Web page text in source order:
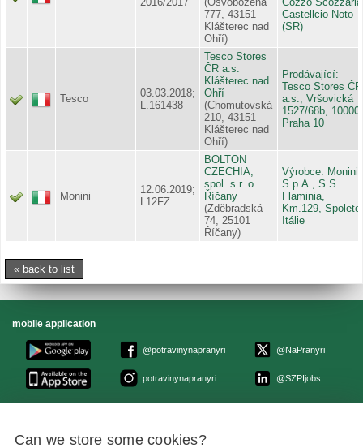
777, 43151
Klášterec nad
Ohří)
Castellcio Noto
(SR)
Tesco
03.03.2018;
L.161438
Tesco Stores
ČR a.s.
Klášterec nad
Ohří
(Chomutovská
210, 43151
Klášterec nad
Ohří)
Prodávající:
Tesco Stores ČR
a.s., Vršovická
1527/68b, 10000
Praha 10
Monini
12.06.2019;
L12FZ
BOLTON
CZECHIA,
spol. s r. o.
Říčany
(Zděbradská
74, 25101
Říčany)
Výrobce: Monini
S.p.A., S.S.
Flaminia,
Km.129, Spoleto,
Itálie
« back to list
mobile application
@potravinynapranyri
potravinynapranyri
@NaPranyri
@SZPIjobs
Květná 15, 603 00 Brno,epodatelna
szpi.gov.cz
Can we store some cookies?